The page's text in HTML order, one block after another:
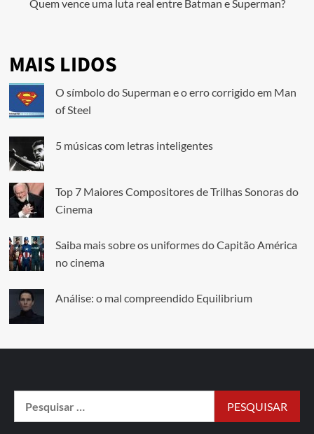
Quem vence uma luta real entre Batman e Superman?
MAIS LIDOS
O símbolo do Superman e o erro corrigido em Man
of Steel
5 músicas com letras inteligentes
Top 7 Maiores Compositores de Trilhas Sonoras do
Cinema
Saiba mais sobre os uniformes do Capitão América
no cinema
Análise: o mal compreendido Equilibrium